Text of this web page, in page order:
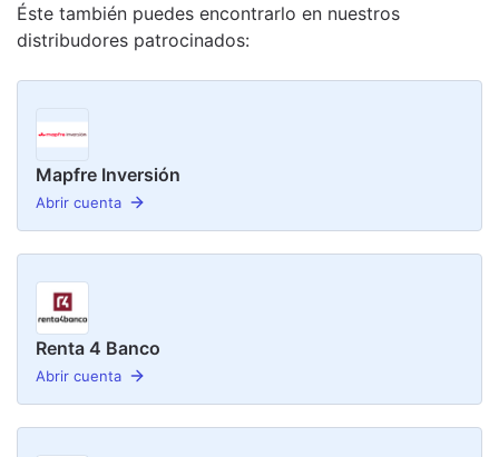
Éste también puedes encontrarlo en nuestros
distribudores patrocinados:
Mapfre Inversión
Abrir cuenta
Renta 4 Banco
Abrir cuenta